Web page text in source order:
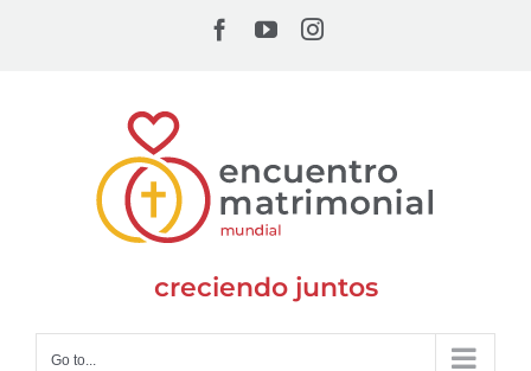
Facebook
YouTubeInstagram
creciendo juntos
Go to...